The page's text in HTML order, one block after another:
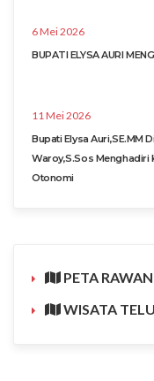
6 Mei 2026
BUPATI ELYSA AURI
11 Mei 2026
Bupati Elysa Auri,SE.MM
Waroy,S.Sos Menghadiri
Otonomi
PETA
WISATA